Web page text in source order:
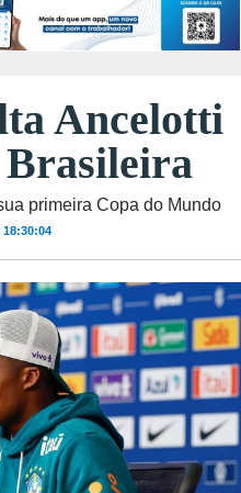
Ancelotti
Brasileira
primeira Copa do Mundo
18:30:04